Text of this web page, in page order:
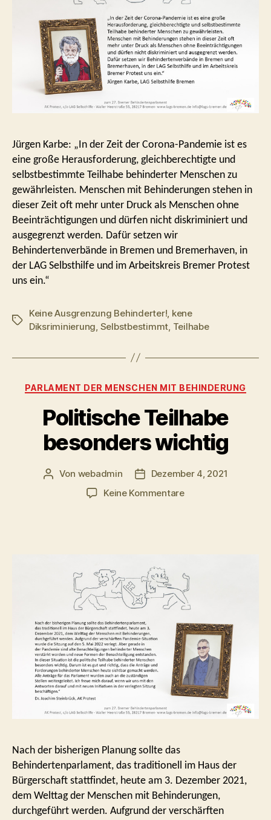
Jürgen Karbe: „In der Zeit der Corona-Pandemie ist es
eine große Herausforderung, gleichberechtigte und
selbstbestimmte Teilhabe behinderter Menschen zu
gewährleisten. Menschen mit Behinderungen stehen in
dieser Zeit oft mehr unter Druck als Menschen ohne
Beeinträchtigungen und dürfen nicht diskriminiert und
ausgegrenzt werden. Dafür setzen wir
Behindertenverbände in Bremen und Bremerhaven, in
der LAG Selbsthilfe und im Arbeitskreis Bremer Protest
uns ein.“
Schlagwörter
Keine Ausgrenzung Behinderter! kene
Diksriminierung Selbstbestimmt Teilhabe
Kategorien
PARLAMENT DER MENSCHEN MIT BEHINDERUNG
Politische Teilhabe
besonders wichtig
Beitragsautor
Von webadmin Beitragsdatum
Dezember 4, 2021
Keine Kommentarezu
Nach der bisherigen Planung sollte das
Behindertenparlament, das traditionell im Haus der
Bürgerschaft stattfindet, heute am 3. Dezember 2021,
dem Welttag der Menschen mit Behinderungen,
durchgeführt werden. Aufgrund der verschärften